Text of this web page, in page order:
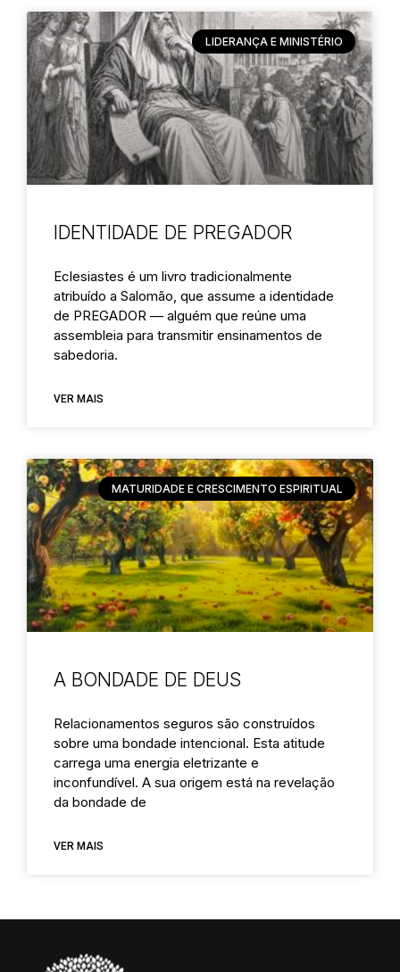
LIDERANÇA E MINISTÉRIO
IDENTIDADE DE PREGADOR
Eclesiastes é um livro tradicionalmente
atribuído a Salomão, que assume a identidade
de PREGADOR — alguém que reúne uma
assembleia para transmitir ensinamentos de
sabedoria.
VER MAIS
MATURIDADE E CRESCIMENTO ESPIRITUAL
A BONDADE DE DEUS
Relacionamentos seguros são construídos
sobre uma bondade intencional. Esta atitude
carrega uma energia eletrizante e
inconfundível. A sua origem está na revelação
da bondade de
VER MAIS